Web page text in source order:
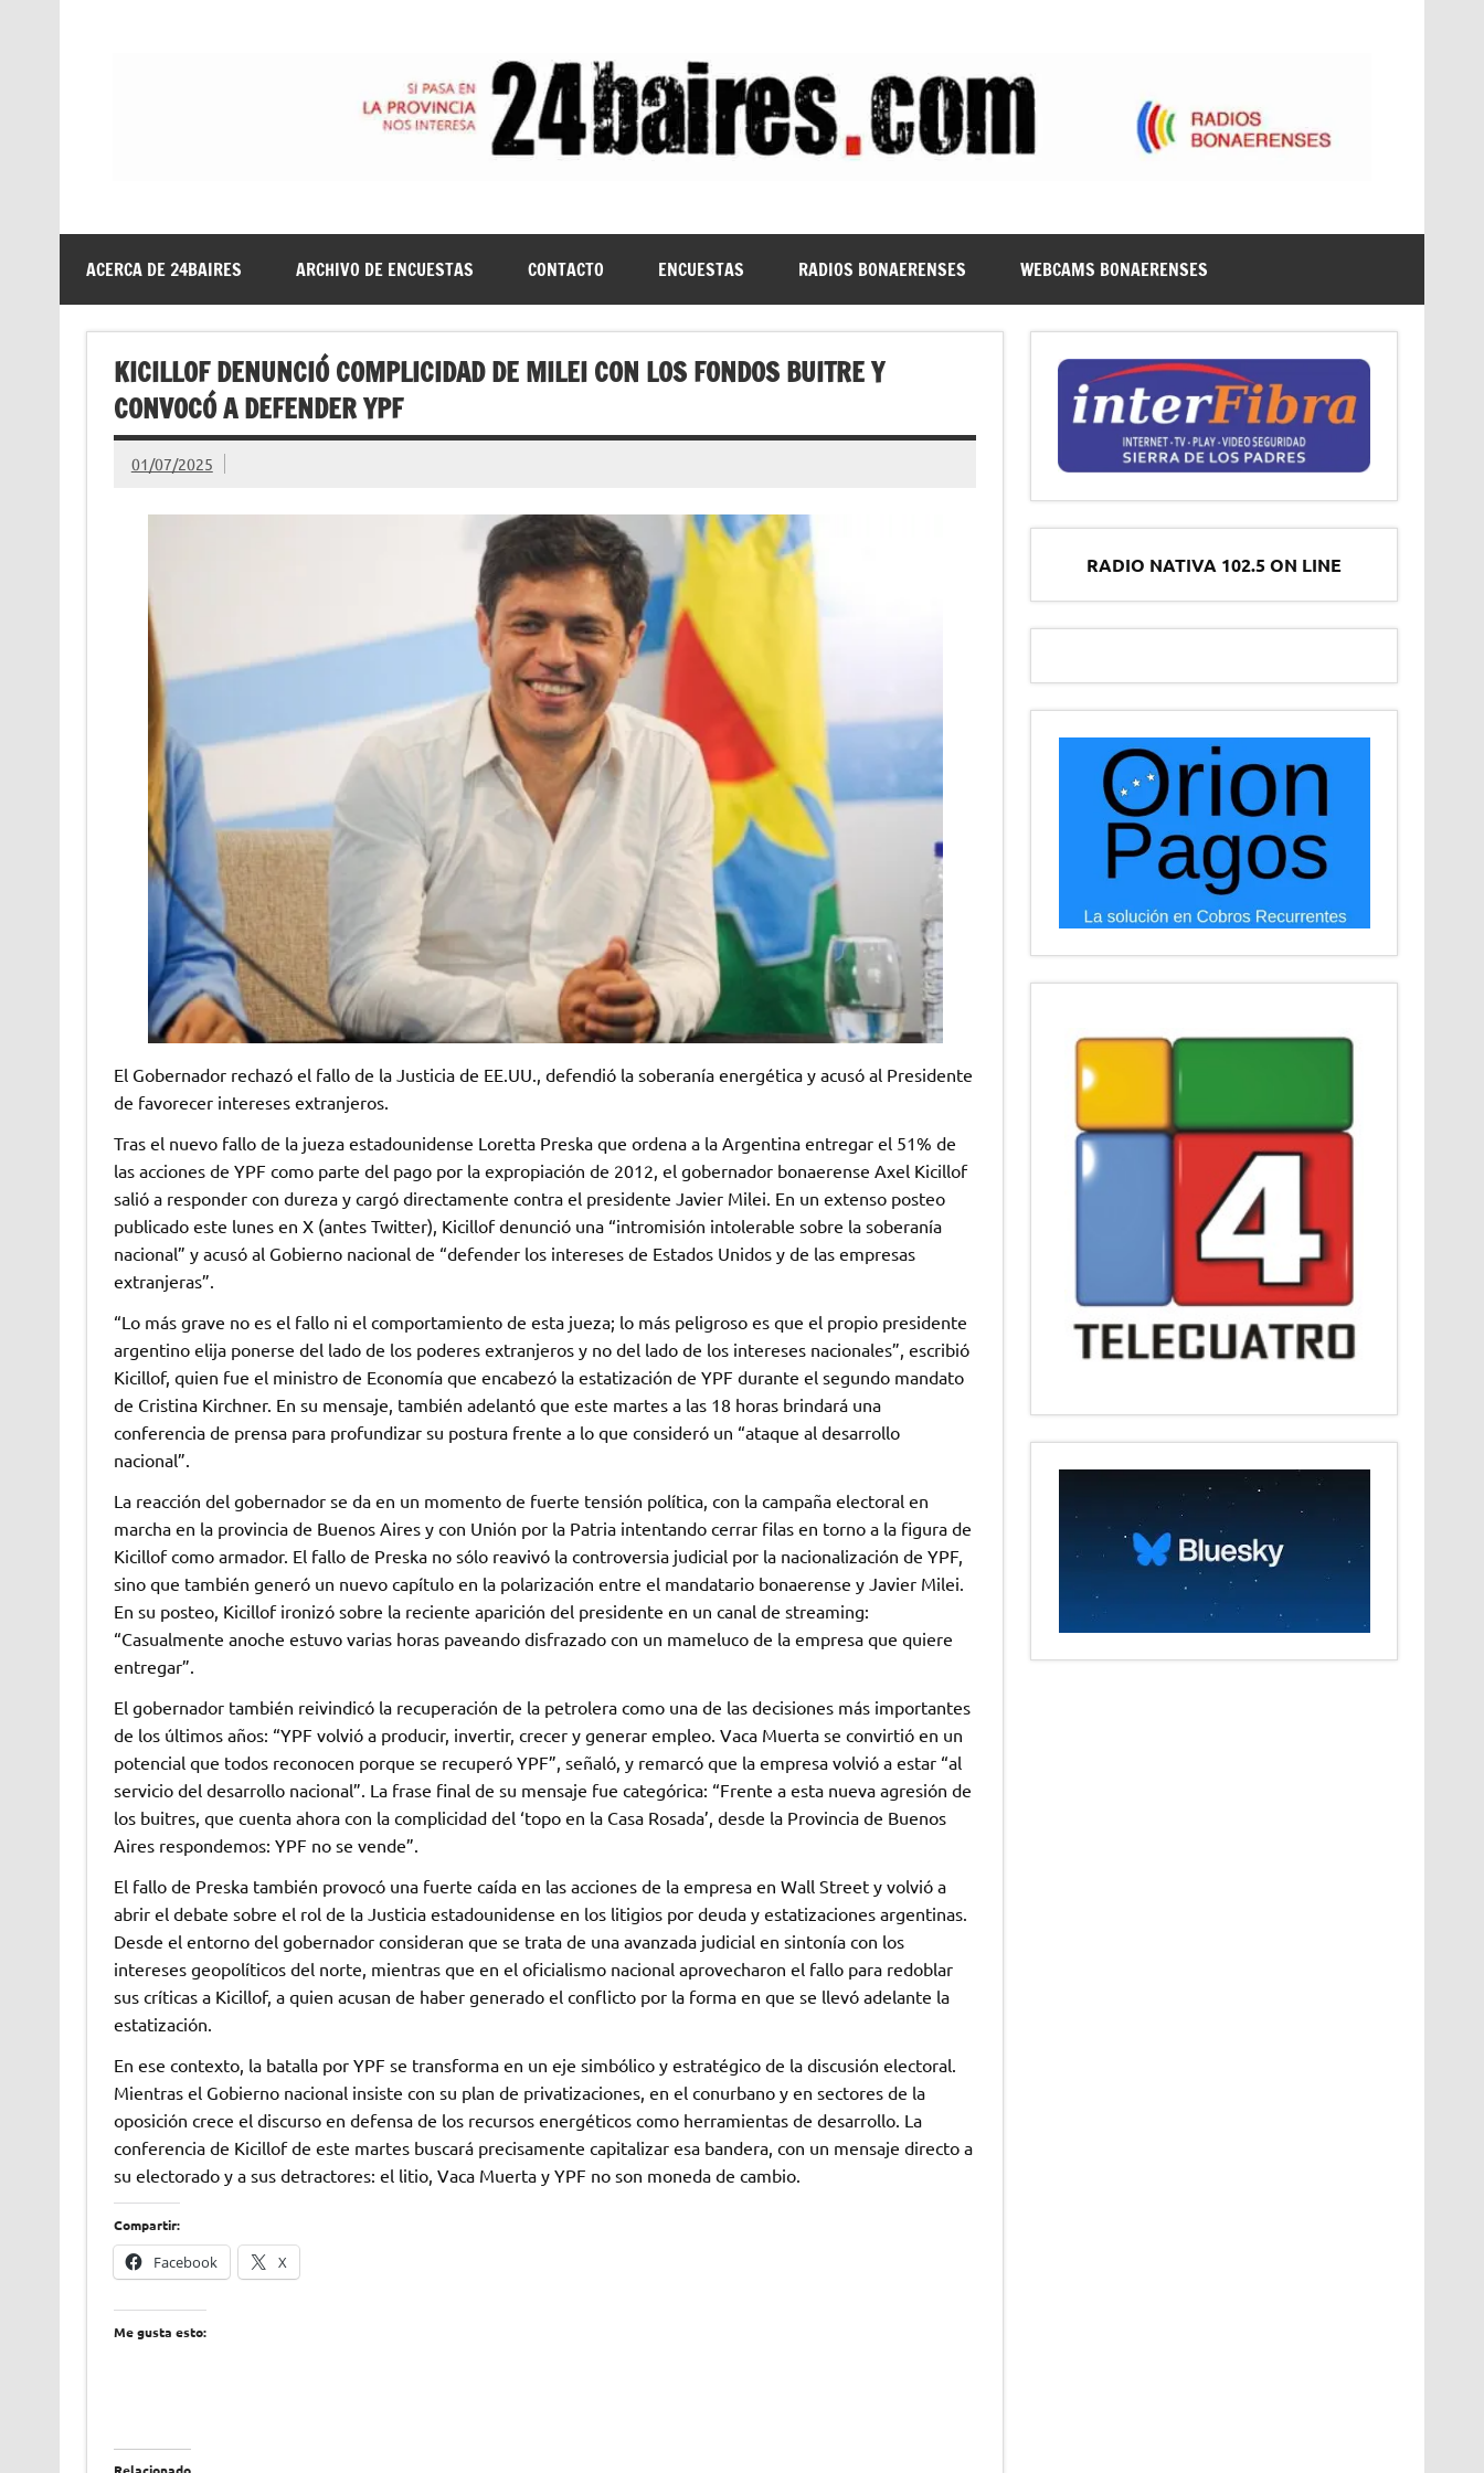
ACERCA DE 24BAIRES ARCHIVO DE ENCUESTAS CONTACTO ENCUESTAS RADIOS BONAERENSES WEBCAMS BONAERENSES
KICILLOF DENUNCIÓ COMPLICIDAD DE MILEI CON LOS FONDOS BUITRE Y
CONVOCÓ A DEFENDER YPF
01/07/2025
El Gobernador rechazó el fallo de la Justicia de EE.UU., defendió la soberanía energética y acusó al Presidente
de favorecer intereses extranjeros.
Tras el nuevo fallo de la jueza estadounidense Loretta Preska que ordena a la Argentina entregar el 51% de
las acciones de YPF como parte del pago por la expropiación de 2012, el gobernador bonaerense Axel Kicillof
salió a responder con dureza y cargó directamente contra el presidente Javier Milei. En un extenso posteo
publicado este lunes en X (antes Twitter), Kicillof denunció una “intromisión intolerable sobre la soberanía
nacional” y acusó al Gobierno nacional de “defender los intereses de Estados Unidos y de las empresas
extranjeras”.
“Lo más grave no es el fallo ni el comportamiento de esta jueza; lo más peligroso es que el propio presidente
argentino elija ponerse del lado de los poderes extranjeros y no del lado de los intereses nacionales”, escribió
Kicillof, quien fue el ministro de Economía que encabezó la estatización de YPF durante el segundo mandato
de Cristina Kirchner. En su mensaje, también adelantó que este martes a las 18 horas brindará una
conferencia de prensa para profundizar su postura frente a lo que consideró un “ataque al desarrollo
nacional”.
La reacción del gobernador se da en un momento de fuerte tensión política, con la campaña electoral en
marcha en la provincia de Buenos Aires y con Unión por la Patria intentando cerrar filas en torno a la figura de
Kicillof como armador. El fallo de Preska no sólo reavivó la controversia judicial por la nacionalización de YPF,
sino que también generó un nuevo capítulo en la polarización entre el mandatario bonaerense y Javier Milei.
En su posteo, Kicillof ironizó sobre la reciente aparición del presidente en un canal de streaming:
“Casualmente anoche estuvo varias horas paveando disfrazado con un mameluco de la empresa que quiere
entregar”.
El gobernador también reivindicó la recuperación de la petrolera como una de las decisiones más importantes
de los últimos años: “YPF volvió a producir, invertir, crecer y generar empleo. Vaca Muerta se convirtió en un
potencial que todos reconocen porque se recuperó YPF”, señaló, y remarcó que la empresa volvió a estar “al
servicio del desarrollo nacional”. La frase final de su mensaje fue categórica: “Frente a esta nueva agresión de
los buitres, que cuenta ahora con la complicidad del ‘topo en la Casa Rosada’, desde la Provincia de Buenos
Aires respondemos: YPF no se vende”.
El fallo de Preska también provocó una fuerte caída en las acciones de la empresa en Wall Street y volvió a
abrir el debate sobre el rol de la Justicia estadounidense en los litigios por deuda y estatizaciones argentinas.
Desde el entorno del gobernador consideran que se trata de una avanzada judicial en sintonía con los
intereses geopolíticos del norte, mientras que en el oficialismo nacional aprovecharon el fallo para redoblar
sus críticas a Kicillof, a quien acusan de haber generado el conflicto por la forma en que se llevó adelante la
estatización.
En ese contexto, la batalla por YPF se transforma en un eje simbólico y estratégico de la discusión electoral.
Mientras el Gobierno nacional insiste con su plan de privatizaciones, en el conurbano y en sectores de la
oposición crece el discurso en defensa de los recursos energéticos como herramientas de desarrollo. La
conferencia de Kicillof de este martes buscará precisamente capitalizar esa bandera, con un mensaje directo a
su electorado y a sus detractores: el litio, Vaca Muerta y YPF no son moneda de cambio.
Compartir:
Facebook X
Me gusta esto:
Relacionado
RADIO NATIVA 102.5 ON LINE